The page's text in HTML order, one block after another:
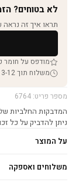
לא בטוחים?
תראו איך זה
מודפס על חומר
משלוח תוך 3-12 ימי עסקים
מספר פריט: 6764
המדבקות החלביות
ניתן להדביק על כל
על המוצר
משלוחים ואספקה